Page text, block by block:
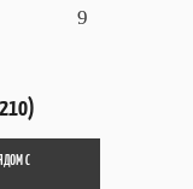
9
С